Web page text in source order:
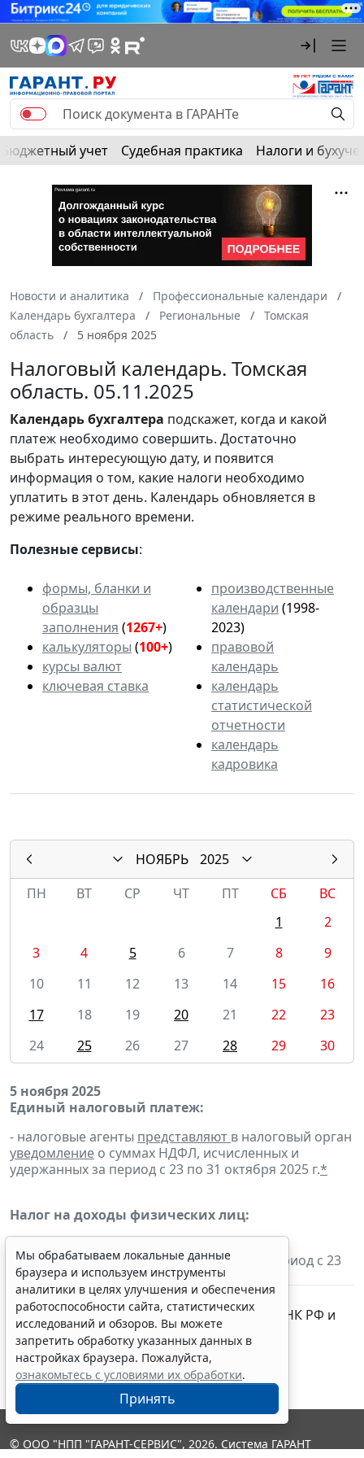
Бюджетный учет Судебная практика Налоги и
Новости и аналитика
Профессиональные календари
Календарь бухгалтера
Региональные
Томская
область
5 ноября 2025
Налоговый календарь. Томская
область. 05.11.2025
Календарьбухгалтера подскажет, когда и какой
платеж необходимо совершить. Достаточно
выбрать интересующую дату, и появится
информация о том, какие налоги необходимо
уплатить в этот день. Календарь обновляется в
режиме реального времени.
Полезные сервисы:
формы, бланки и
образцы
заполнения (1267+)
калькуляторы (100+)
курсы валют
ключевая ставка
производственные
календари (1998-
2023)
правовой
календарь
календарь
статистической
отчетности
календарь
кадровика
НОЯБРЬ
2025
ПН
ВТ СР ЧТ ПТ СБ
ВС
1
2
3
4 5 6 7 8
9
10
11 12 13 14 15
16
17
18 19 20 21 22
23
24
25 26 27 28 29 30
5 ноября 2025
Единый налоговый платеж:
- налоговые агенты представляют в налоговый орган
уведомление о суммах НДФЛ, исчисленных и
удержанных за период с 23 по 31 октября 2025 г.*
Налог на доходы физических лиц:
исчисленного и удержанного налога за период с 23
по 31 октября 2025 г.
* Срок перенесен в соответствии сост. 6.1
НК РФ и
другиминормативными актами.
Мы обрабатываем локальные данные
браузера и используем инструменты
аналитики в целях улучшения и обеспечения
работоспособности сайта, статистических
исследований и обзоров. Вы можете
запретить обработку указанных данных в
настройках браузера. Пожалуйста,
ознакомьтесь с условиями их обработки.
Принять
© ООО "НПП "ГАРАНТ-СЕРВИС", 2026. Система ГАРАНТ